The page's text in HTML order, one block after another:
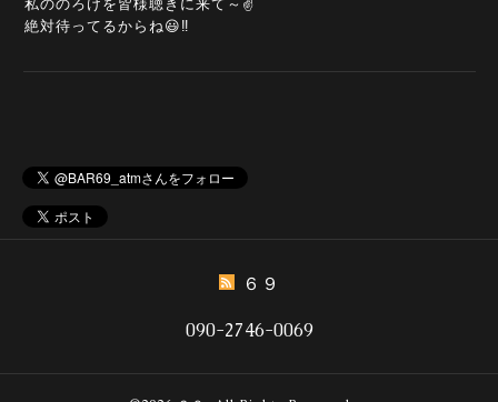
私ののろけを皆様聴きに来て～✌️
絶対待ってるからね😃‼️
６９
090-2746-0069